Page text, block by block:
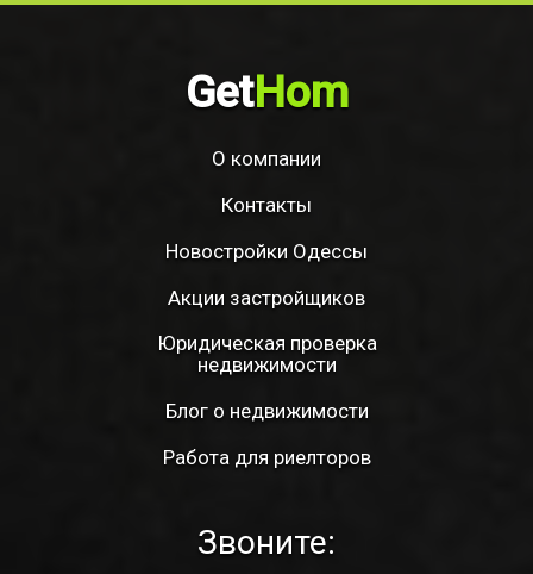
GetHom
О компании
Контакты
Новостройки Одессы
Акции застройщиков
Юридическая проверка
недвижимости
Блог о недвижимости
Работа для риелторов
Звоните: